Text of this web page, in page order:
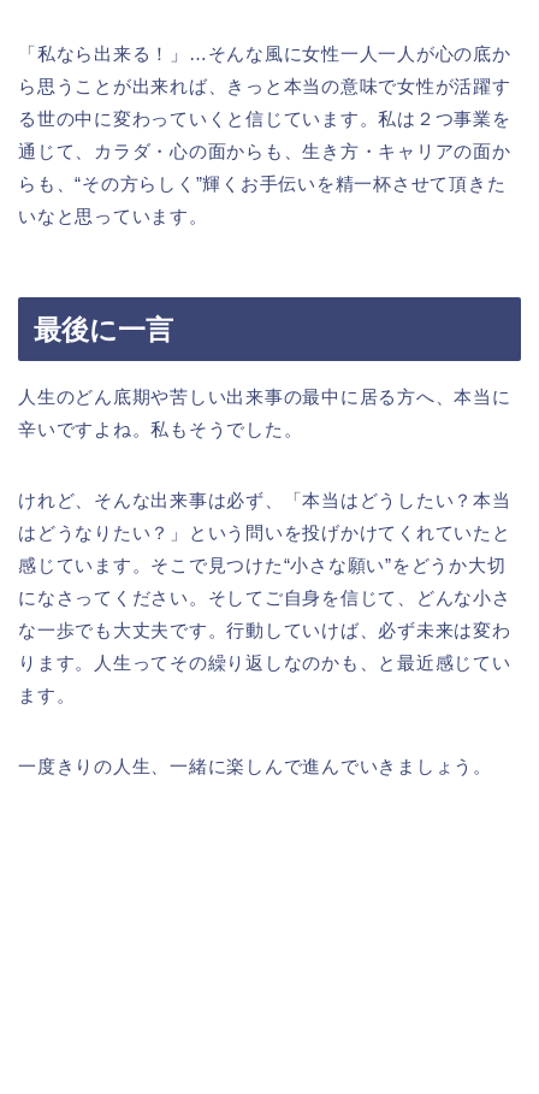
「私なら出来る！」…そんな風に女性一人一人が心の底か
ら思うことが出来れば、きっと本当の意味で女性が活躍す
る世の中に変わっていくと信じています。私は２つ事業を
通じて、カラダ・心の面からも、生き方・キャリアの面か
らも、“その方らしく”輝くお手伝いを精一杯させて頂きた
いなと思っています。
最後に一言
人生のどん底期や苦しい出来事の最中に居る方へ、本当に
辛いですよね。私もそうでした。
けれど、そんな出来事は必ず、「本当はどうしたい？本当
はどうなりたい？」という問いを投げかけてくれていたと
感じています。そこで見つけた“小さな願い”をどうか大切
になさってください。そしてご自身を信じて、どんな小さ
な一歩でも大丈夫です。行動していけば、必ず未来は変わ
ります。人生ってその繰り返しなのかも、と最近感じてい
ます。
一度きりの人生、一緒に楽しんで進んでいきましょう。